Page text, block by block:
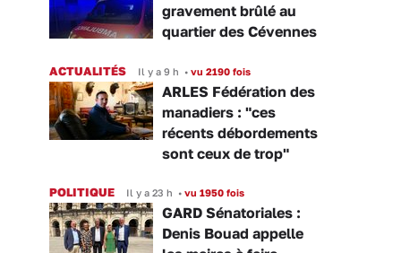
gravement brûlé au
quartier des Cévennes
ACTUALITÉS Il y a 9 h • vu 2190 fois
ARLES Fédération des
manadiers : "ces
récents débordements
sont ceux de trop"
POLITIQUE Il y a 23 h • vu 1950 fois
GARD Sénatoriales :
Denis Bouad appelle